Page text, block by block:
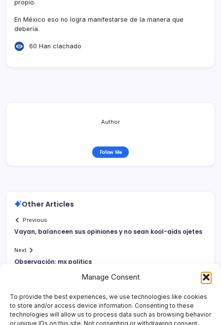
Manage Consent
To provide the best experiences, we use technologies like cookies
to store and/or access device information. Consenting to these
technologies will allow us to process data such as browsing behavior
or unique IDs on this site. Not consenting or withdrawing consent,
propio.
En México eso no logra manifestarse de la manera que
deberí­a.
60 Han clachado
Author
Follow Me
Other Articles
Previous
Vayan, balanceen sus opiniones y no sean kool-aids ojetes
Next
Observación: mx politics